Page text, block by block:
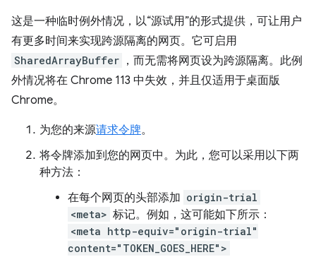
这是一种临时例外情况，以“源试用”的形式提供，可让用户
有更多时间来实现跨源隔离的网页。它可启用
SharedArrayBuffer ，而无需将网页设为跨源隔离。此例
外情况将在 Chrome 113 中失效，并且仅适用于桌面版
Chrome。
为您的来源请求令牌。
将令牌添加到您的网页中。为此，您可以采用以下两
种方法：
在每个网页的头部添加 origin-trial
<meta> 标记。例如，这可能如下所示：
<meta http-equiv="origin-trial"
content="TOKEN_GOES_HERE">